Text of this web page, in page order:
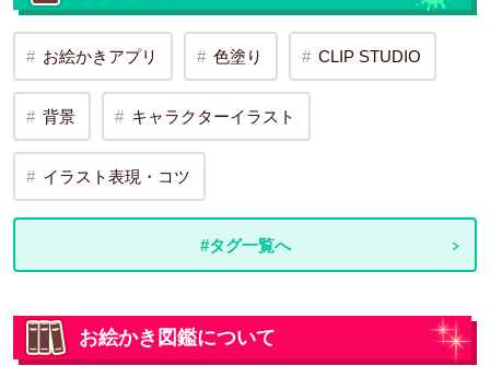
お絵かきアプリ 色塗り CLIP STUDIO
背景 キャラクターイラスト
イラスト表現・コツ
#タグ一覧へ
お絵かき図鑑について